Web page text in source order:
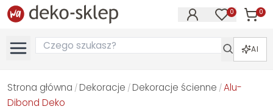
0 0
AI
Strona główna / Dekoracje / Dekoracje ścienne /Alu-
Dibond Deko